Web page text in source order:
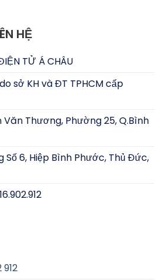
HỆ
TỬ Á CHÂU
sở KH và ĐT TPHCM cấp
Văn Thương, Phường 25, Q.Bình
6, Hiệp Bình Phước, Thủ Đức,